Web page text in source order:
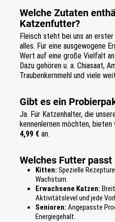
Welche Zutaten
Katzenfutter?
Fleisch steht bei uns an
alles. Für eine ausgewogene
Wert auf eine große Vielfalt
Dazu gehören u. a. Chiasaat,
Traubenkernmehl und viele
Gibt es ein
Ja. Für Katzenhalter, die
kennenlernen möchten, bieten
4,99 € an.
Welches Futter
Kitten: Spezielle
Wachstum.
Erwachsene Katzen:
Aktivitätslevel und jede
Senioren: Angepasste
Energiegehalt.